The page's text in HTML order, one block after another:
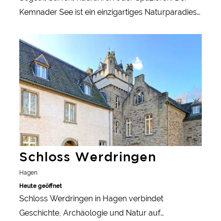
Kemnader See ist ein einzigartiges Naturparadies
Schloss Werdringen
Hagen
Heute geöffnet
Schloss Werdringen in Hagen verbindet
Geschichte, Archäologie und Natur auf
mehr erfahren